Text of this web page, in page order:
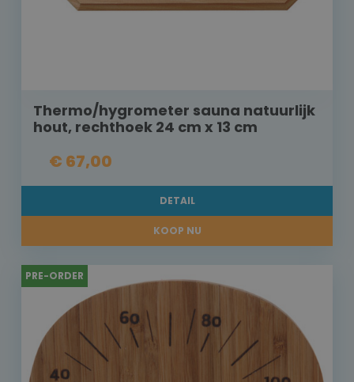
Thermo/hygrometer sauna natuurlijk
hout, rechthoek 24 cm x 13 cm
€ 67,00
DETAIL
KOOP NU
PRE-ORDER